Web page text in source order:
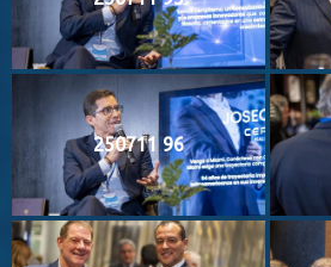
250711 96